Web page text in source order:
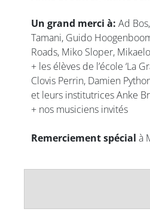
Un grand merci à: Ad
Tamani, Guido
Roads, Miko Sloper,
+ les élèves de l’école ‘La
Clovis Perrin, Damien
et leurs institutrices Anke
+ nos musiciens invités
Remerciement spécial à